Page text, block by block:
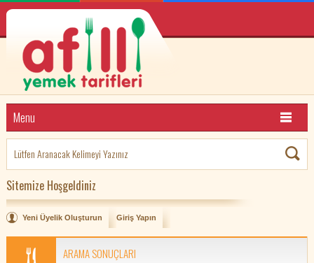
Menu
Sitemize Hoşgeldiniz
Yeni Üyelik Oluşturun Giriş Yapın
ARAMA SONUÇLARI